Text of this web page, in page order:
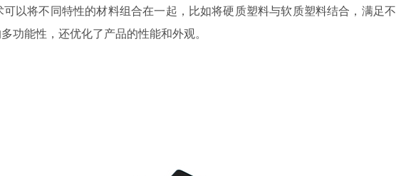
以将不同特性的材料组合在一起，比如将硬质塑料与软质塑料结合，满足不
功能性，还优化了产品的性能和外观。